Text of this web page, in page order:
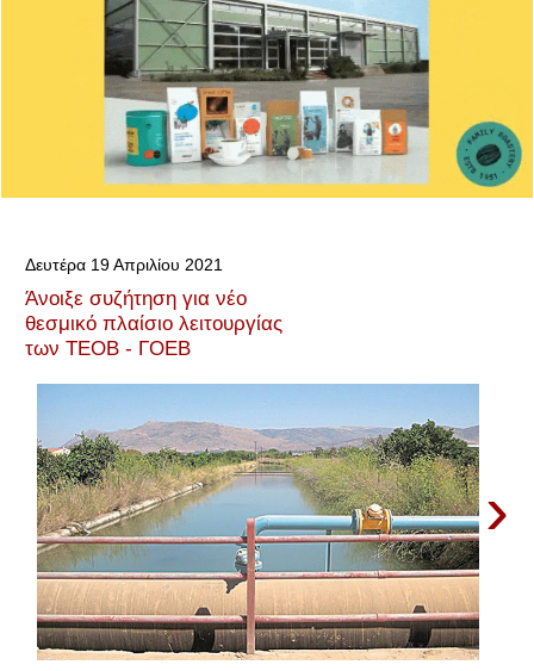
Δευτέρα 19 Απριλίου 2021
Άνοιξε συζήτηση για νέο
θεσμικό πλαίσιο λειτουργίας
των ΤΕΟΒ - ΓΟΕΒ
›